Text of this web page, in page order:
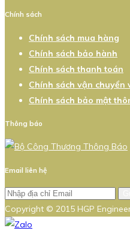
Chính sách
Chính sách mua hàng
Chính sách bảo hành
Chính sách thanh toán
Chính sách vận chuyển
Chính sách bảo mật
Thông báo
Email liên hệ
Copyright © 2015 HGP